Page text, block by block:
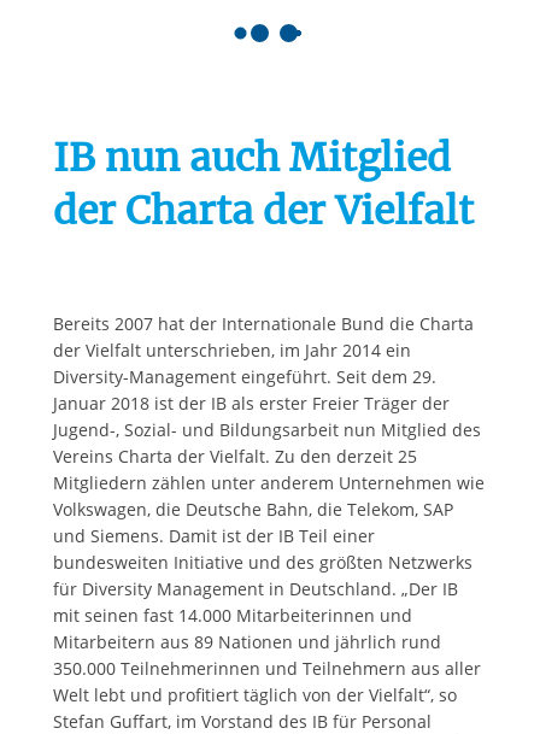
IB nun auch Mitglied
der Charta der Vielfalt
Bereits 2007 hat der Internationale Bund die Charta
der Vielfalt unterschrieben, im Jahr 2014 ein
Diversity-Management eingeführt. Seit dem 29.
Januar 2018 ist der IB als erster Freier Träger der
Jugend-, Sozial- und Bildungsarbeit nun Mitglied des
Vereins Charta der Vielfalt. Zu den derzeit 25
Mitgliedern zählen unter anderem Unternehmen wie
Volkswagen, die Deutsche Bahn, die Telekom, SAP
und Siemens. Damit ist der IB Teil einer
bundesweiten Initiative und des größten Netzwerks
für Diversity Management in Deutschland. „Der IB
mit seinen fast 14.000 Mitarbeiterinnen und
Mitarbeitern aus 89 Nationen und jährlich rund
350.000 Teilnehmerinnen und Teilnehmern aus aller
Welt lebt und profitiert täglich von der Vielfalt“, so
Stefan Guffart, im Vorstand des IB für Personal